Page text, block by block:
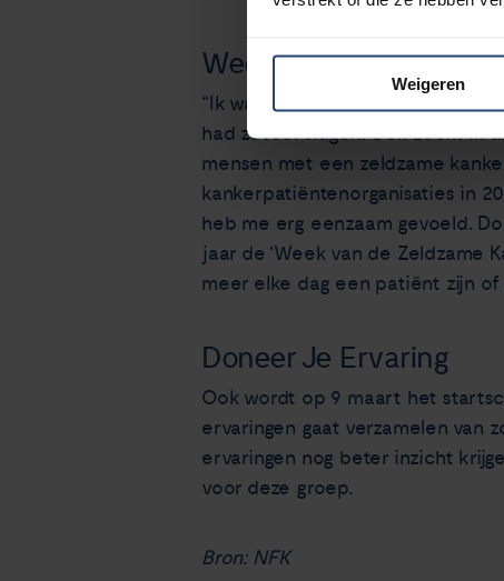
Weigeren
Week van de
“Ik was op zoek naar
had zoveel vragen. Ook zocht ik
mensen met een zeldzame
kankerpatiëntenorganisaties in
heb me erg eenzaam gevoeld.
jaar de ‘Week van de Zeldzame
meer elke dag een patiënt zijn of
Doneer Je Ervaring
Ook wordt op 9 maart het
ervaringen gaat verzamelen van
ervaringen nog beter inzicht
voor deze groep.
Bron: NFK